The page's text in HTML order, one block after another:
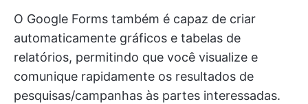
O Google Forms também é capaz de criar
automaticamente gráficos e tabelas de
relatórios, permitindo que você visualize e
comunique rapidamente os resultados de
pesquisas/campanhas às partes interessadas.